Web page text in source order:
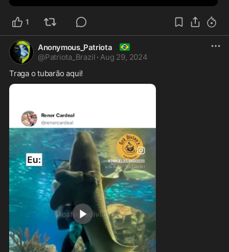
1
Anonymous_Patriota 🇧🇷
@Patriota_Brazil · Aug 29, 2024
Traga o tubarão aqui!